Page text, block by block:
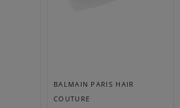
BALMAIN PARIS HAIR
COUTURE